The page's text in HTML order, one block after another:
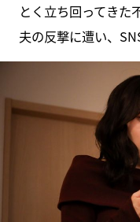
とく立ち回ってきた
夫の反撃に遭い、